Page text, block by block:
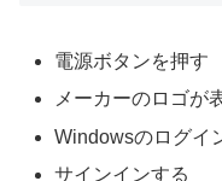
電源ボタンを押す
メーカーのロゴが
Windowsのログイ
サインインする